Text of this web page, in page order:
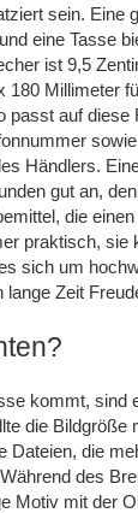
sein. Eine
eine Tasse
ist 9,5
180 Millimeter
passt auf diese
Händlers.
gut an,
die
praktisch, sie
sich um
lange Zeit
kommt, sind
die Bildgröße
Dateien, die
des
Motiv mit der